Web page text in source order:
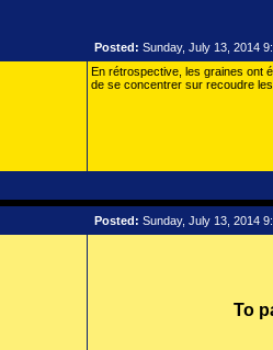
Posted: Sunday, July 13, 2014
En rétrospective, les graines ont
de se concentrer sur recoudre
Posted: Sunday, July 13, 2014
To